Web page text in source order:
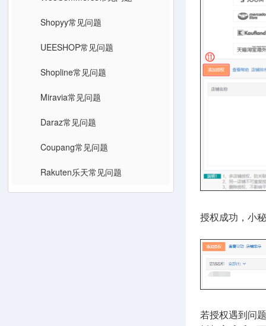
Shopyy常见问题
UEESHOP常见问题
Shopline常见问题
Miravia常见问题
Daraz常见问题
Coupang常见问题
Rakuten乐天常见问题
授权成功，小
若授权遇到问